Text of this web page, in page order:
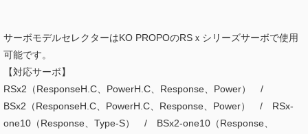
サーボモデルセレクターはKO PROPOのRSｘシリーズサーボで使用
可能です。
【対応サーボ】
RSx2（ResponseH.C、PowerH.C、Response、Power） /
BSx2（ResponseH.C、PowerH.C、Response、Power） / RSx-
one10（Response、Type-S） / BSx2-one10（Response、